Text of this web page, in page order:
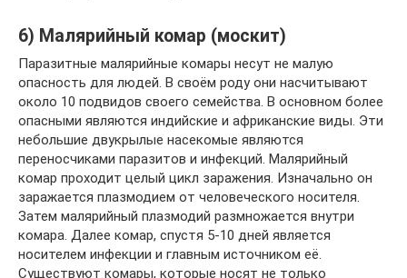
6) Малярийный комар (москит)
Паразитные малярийные комары несут не малую
опасность для людей. В своём роду они насчитывают
около 10 подвидов своего семейства. В основном более
опасными являются индийские и африканские виды. Эти
небольшие двукрылые насекомые являются
переносчиками паразитов и инфекций. Малярийный
комар проходит целый цикл заражения. Изначально он
заражается плазмодием от человеческого носителя.
Затем малярийный плазмодий размножается внутри
комара. Далее комар, спустя 5-10 дней является
носителем инфекции и главным источником её.
Существуют комары, которые носят не только